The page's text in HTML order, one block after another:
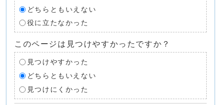
どちらともいえない
役に立たなかった
このページは見つけやすかったですか？
見つけやすかった
どちらともいえない
見つけにくかった